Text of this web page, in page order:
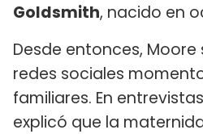
Goldsmith, nacido en
Desde entonces,
redes sociales
familiares. En
explicó que la